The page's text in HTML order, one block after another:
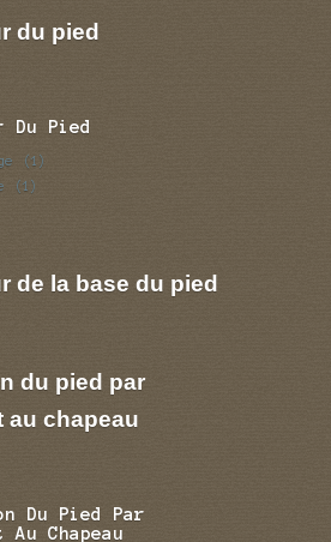
du pied
Du Pied
(1)
(1)
de la base du pied
du pied par
au chapeau
Du Pied Par
Au Chapeau